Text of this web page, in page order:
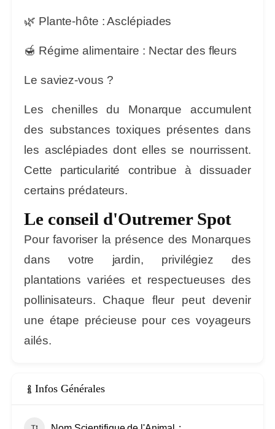
🌿 Plante-hôte :Asclépiades
🍯 Régime alimentaire : Nectar des fleurs
Le saviez-vous ?
Les chenilles du Monarque accumulent
des substances toxiques présentes dans
les asclépiades dont elles se nourrissent.
Cette particularité contribue à dissuader
certains prédateurs.
Le conseil d'Outremer Spot
Pour favoriser la présence des Monarques
dans votre jardin, privilégiez des
plantations variées et respectueuses des
pollinisateurs. Chaque fleur peut devenir
une étape précieuse pour ces voyageurs
ailés.
Infos Générales